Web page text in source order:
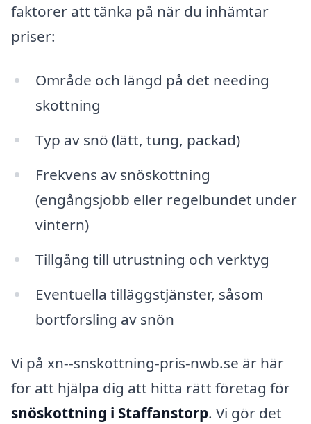
faktorer att tänka på när du inhämtar
priser:
Område och längd på det needing
skottning
Typ av snö (lätt, tung, packad)
Frekvens av snöskottning
(engångsjobb eller regelbundet under
vintern)
Tillgång till utrustning och verktyg
Eventuella tilläggstjänster, såsom
bortforsling av snön
Vi på xn--snskottning-pris-nwb.se är här
för att hjälpa dig att hitta rätt företag för
snöskottning i Staffanstorp. Vi gör det